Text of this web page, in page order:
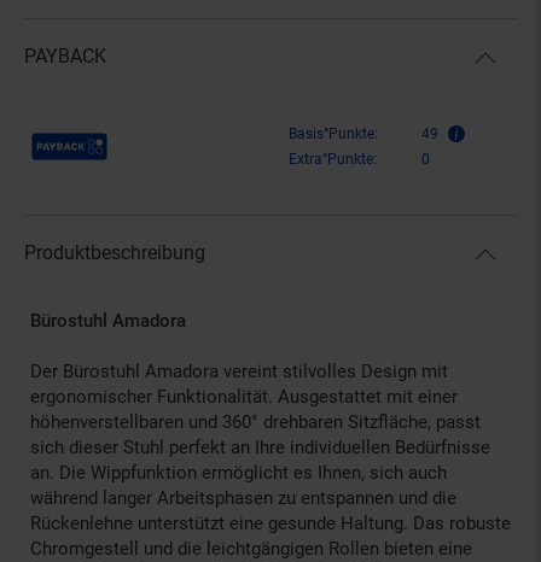
PAYBACK
Payback Punkte Basis°Punkte:
49
Extra°Punkte:
0
Produktbeschreibung
Bürostuhl Amadora
Der Bürostuhl Amadora vereint stilvolles Design mit
ergonomischer Funktionalität. Ausgestattet mit einer
höhenverstellbaren und 360° drehbaren Sitzfläche, passt
sich dieser Stuhl perfekt an Ihre individuellen Bedürfnisse
an. Die Wippfunktion ermöglicht es Ihnen, sich auch
während langer Arbeitsphasen zu entspannen und die
Rückenlehne unterstützt eine gesunde Haltung. Das robuste
Chromgestell und die leichtgängigen Rollen bieten eine